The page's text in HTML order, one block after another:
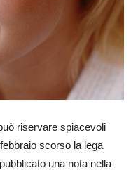
riservare spiacevoli
scorso la lega
una nota nella